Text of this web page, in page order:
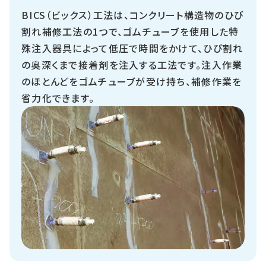
BICS（ビックス）工法は、コンクリート構造物のひび
割れ補修工法の1つで、ゴムチューブを使用した特
殊注入器具によって低圧で時間をかけて、ひび割れ
の奥深くまで接着剤を注入する工法です。注入作業
のほとんどをゴムチューブが受け持ち、補修作業を
省力化できます。